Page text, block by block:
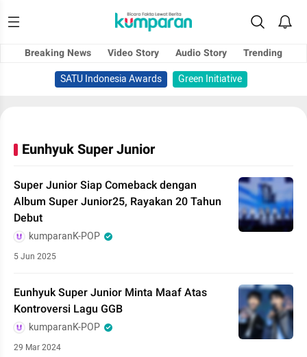
Breaking News Video Story Audio Story
Trending
SATU Indonesia Awards
Green Initiative
Eunhyuk Super Junior
Super Junior Siap Comeback dengan
Album Super Junior25, Rayakan 20 Tahun
Debut
kumparanK-POP
5 Jun 2025
Eunhyuk Super Junior Minta Maaf Atas
Kontroversi Lagu GGB
kumparanK-POP
29 Mar 2024